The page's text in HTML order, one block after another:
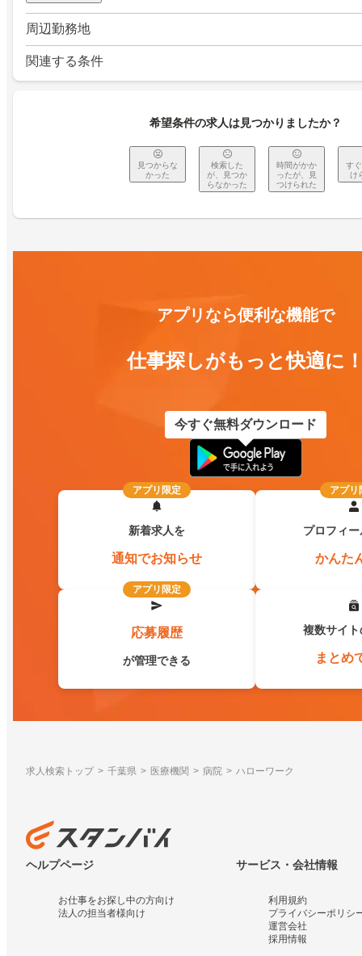
周辺勤務地
関連する条件
希望条件の求人は見つかりましたか？
見つからな
かった
検索した
が、見つか
らなかった
時間がかか
ったが、見
つけられた
す
け
アプリなら便利な機能で
仕事探しがもっと快適に
今すぐ無料ダウンロード
アプリ限定
新着求人を
通知でお知らせ
アプリ
プロフィ
かんた
アプリ限定
応募履歴
が管理できる
複数サイ
まとめ
求人検索トップ 千葉県 医療機関 病院 ハローワーク
ヘルプページ
お仕事をお探し中の方向け
法人の担当者様向け
サービス・会社情報
利用規約
プライバシーポリシ
運営会社
採用情報